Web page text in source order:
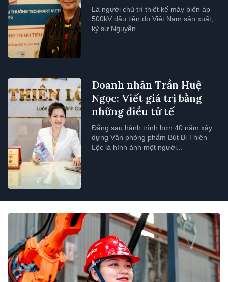
Là người chủ trì thiết kế máy biến áp
500kV đầu tiên do Việt Nam sản xuất,
kỹ sư Nguyễn...
Doanh nhân Trần Huệ
Ngọc: Viết giá trị bằng
những điều tử tế
Đằng sau hành trình hơn 40 năm xây
dựng Văn phòng phẩm Bút Bi Thiên
Lộc là hình ảnh một người...